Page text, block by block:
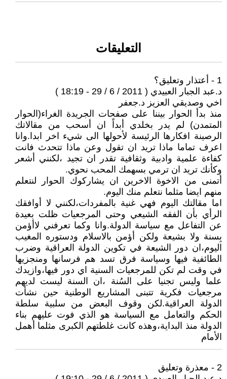
التعليقات
1 - أعتذار وتعليق؟
د.عبد الجبار العبيدي ( 2011 / 6 / 29 - 18:19 )
اخي وصديقي العزيز د.جعفر
منذ بدأ الحوار بيننا على صفحات الجريدة الغراء(الحوار
المتمدن) لم يدر بخلدي أبداً ان أسحب من مقالاتك
الرصينة افكارها الرئيسة لأحولها الى شيء اخر ابدا.وانا
اعرف تماما ماذا تريد ان تقول وعن ماذا تتحدث فانت
كفاءة علمية وادبية وثقافية تقدر ان تجيد ،لكنني أشعر
وكأنك تريد ان ترمي بسهمك المحب نحوي.
أتمنى من الاخوة الاخرين ان يشاركوك الحوار لنتعلم
منهم ايضا مثلما نتعلم منك اليوم.
اما مقالتك اليوم فهي غنية بالمفردات،لكنني لا أوافقك
الرأي بأن الفقه الشيعي وحتى المرجعيات ظلت بعيدة
عن التفاعل مع سياسة الدولة.وانا وكما تعرفني لاأؤمن
بِسنة ولا بشيعة ولكن أؤمن بالاسلام ودستوره المغيب
اليوم،ان دور الشيعة في تكوين الدولة العراقية وضرب
الطائفية فيها وسياسة فرق تسد هم فرسانها ومنجزيها
في وقت لم تكن للمرجعيات السنية اي دور فيها،وازيدك
علما وليس تجنيا على السُنة ،ان السنة ليست لديهم
مرجعيات فكرية تتبنى المشاريع الوطنية حين نشأت
الدولة العراقية.لكن وقوف البعض من سلبية سلطة
الحكم والتعامل مع السياسة هو الذي فوت عليهم بناء
الدولة منذ البداية،وهذه كانت غلطتهم الكبرى مثلما أهمل
الأمام
2 - معذرة وتعليق